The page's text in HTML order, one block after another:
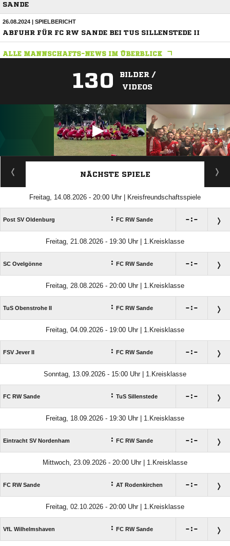
SANDE
26.08.2024 | SPIELBERICHT
ABFUHR FÜR FC RW SANDE BEI TUS SILLENSTEDE II
ALLE MANNSCHAFTS-NEWS IM ÜBERBLICK
130
BILDER /
VIDEOS
ANZEIGE
NÄCHSTE SPIELE
Freitag, 14.08.2026 - 20:00 Uhr | Kreisfreundschaftsspiele
Post SV Oldenburg : FC RW Sande :
Freitag, 21.08.2026 - 19:30 Uhr | 1.Kreisklasse
SC Ovelgönne : FC RW Sande :
Freitag, 28.08.2026 - 20:00 Uhr | 1.Kreisklasse
TuS Obenstrohe II : FC RW Sande :
Freitag, 04.09.2026 - 19:00 Uhr | 1.Kreisklasse
FSV Jever II : FC RW Sande :
Sonntag, 13.09.2026 - 15:00 Uhr | 1.Kreisklasse
FC RW Sande : TuS Sillenstede :
Freitag, 18.09.2026 - 19:30 Uhr | 1.Kreisklasse
Eintracht SV Nordenham : FC RW Sande :
Mittwoch, 23.09.2026 - 20:00 Uhr | 1.Kreisklasse
FC RW Sande : AT Rodenkirchen :
Freitag, 02.10.2026 - 20:00 Uhr | 1.Kreisklasse
VfL Wilhelmshaven : FC RW Sande :